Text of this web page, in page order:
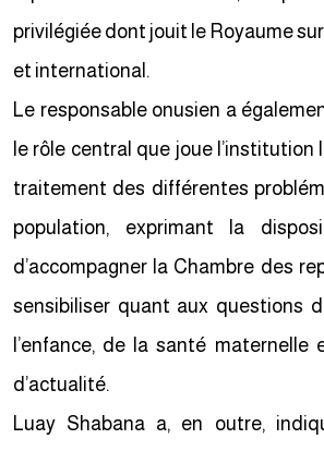
privilégiée dont jouit le Royaume
et international.
Le responsable onusien a
le rôle central que joue
traitement des différentes
population, exprimant la
d’accompagner la Chambre des
sensibiliser quant aux questions
l’enfance, de la santé maternelle
d’actualité.
Luay Shabana a, en outre,